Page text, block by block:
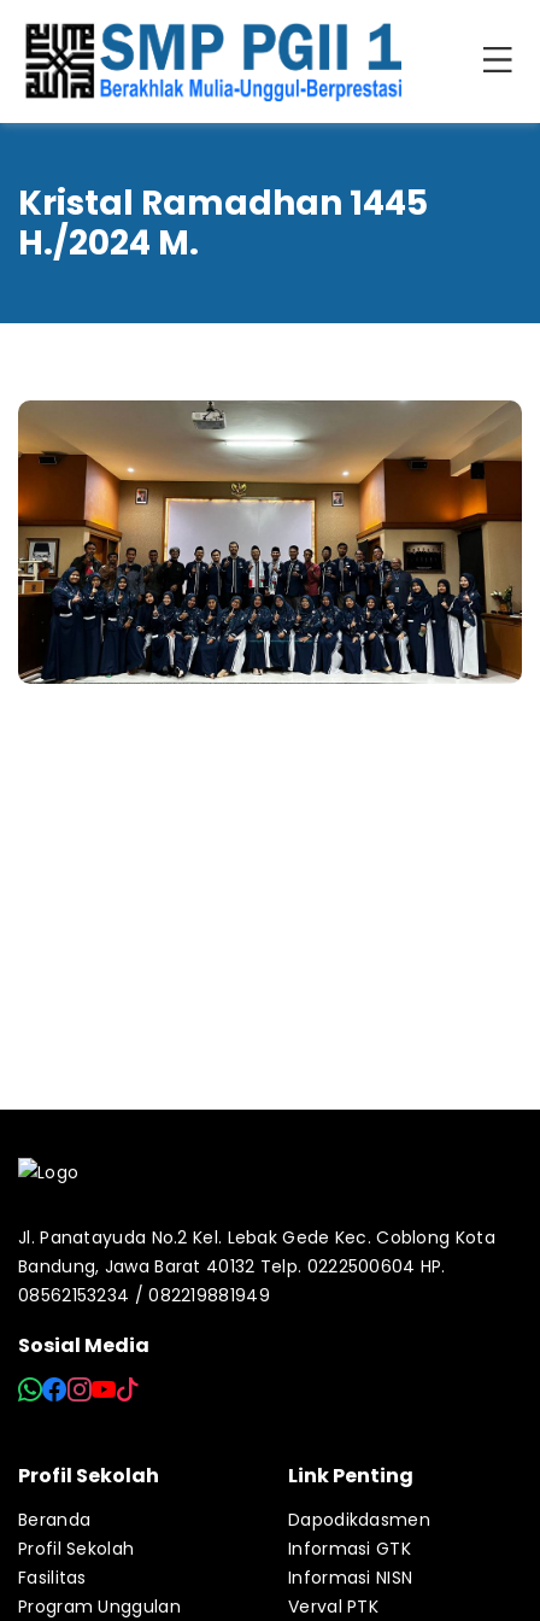
Kristal Ramadhan 1445
H./2024 M.
Jl. Panatayuda No.2 Kel. Lebak Gede Kec. Coblong Kota
Bandung, Jawa Barat 40132 Telp. 0222500604 HP.
08562153234 / 082219881949
Sosial Media
Profil Sekolah
Beranda
Profil Sekolah
Fasilitas
Program Unggulan
Link Penting
Dapodikdasmen
Informasi GTK
Informasi NISN
Verval PTK